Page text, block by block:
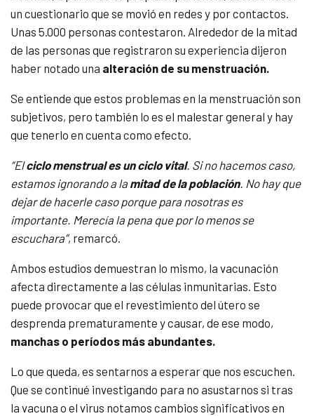
un cuestionario que se movió en redes y por contactos.
Unas 5.000 personas contestaron. Alrededor de la mitad
de las personas que registraron su experiencia dijeron
haber notado una alteración de su menstruación.
Se entiende que estos problemas en la menstruación son
subjetivos, pero también lo es el malestar general y hay
que tenerlo en cuenta como efecto.
“Elciclo menstrual es un ciclo vital. Si no hacemos caso,
estamos ignorando a la mitad de la población. No hay que
dejar de hacerle caso porque para nosotras es
importante. Merecía la pena que por lo menos se
escuchara”, remarcó.
Ambos estudios demuestran lo mismo, la vacunación
afecta directamente a las células inmunitarias. Esto
puede provocar que el revestimiento del útero se
desprenda prematuramente y causar, de ese modo,
manchas o períodos más abundantes.
Lo que queda, es sentarnos a esperar que nos escuchen.
Que se continué investigando para no asustarnos si tras
la vacuna o el virus notamos cambios significativos en